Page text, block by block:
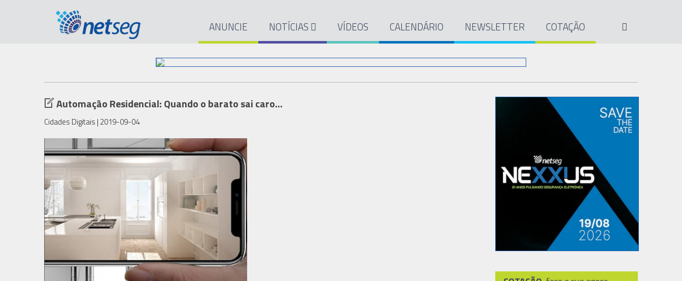
ANUNCIE NOTÍCIAS VÍDEOS CALENDÁRIO NEWSLETTER COTAÇÃO
Automação Residencial: Quando o barato sai caro...
Cidades Digitais | 2019-09-04